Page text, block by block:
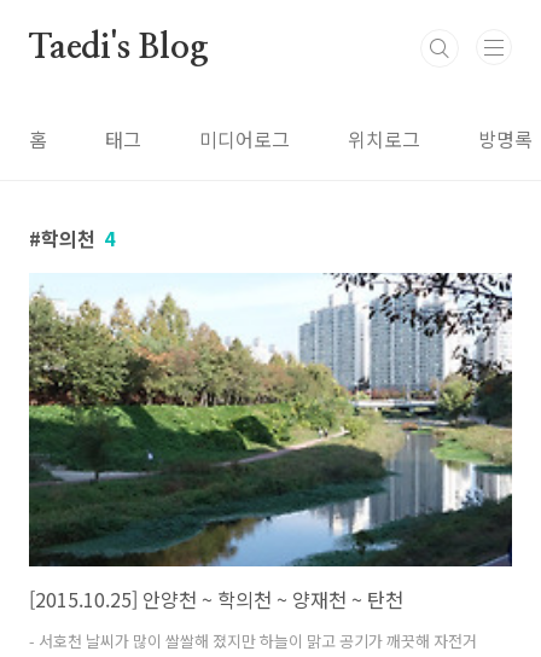
Taedi's Blog
홈 태그 미디어로그 위치로그 방명록
학의천 4
[2015.10.25] 안양천 ~ 학의천 ~ 양재천 ~ 탄천
- 서호천 날씨가 많이 쌀쌀해 졌지만 하늘이 맑고 공기가 깨끗해 자전거